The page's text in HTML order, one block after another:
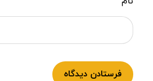
فرستادن دیدگاه